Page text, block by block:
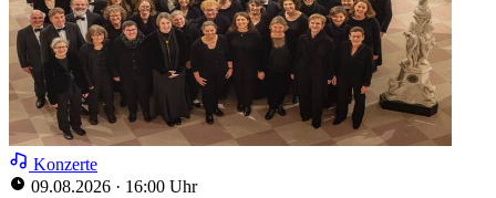
Konzerte
09.08.2026 · 16:00 Uhr